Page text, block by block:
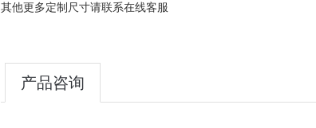
其他更多定制尺寸请联系在线客服
产品咨询